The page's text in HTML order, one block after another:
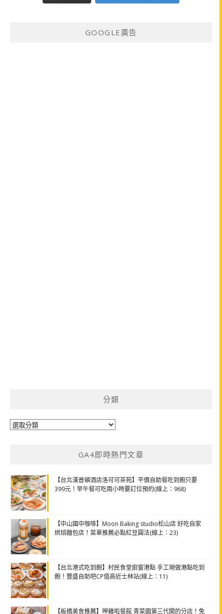
GOOGLE廣告
分類
分
GA4即時熱門文章
【台北漢普頓酒店洛可可茶苑】平價自助餐吃到飽只要
399元！早午餐可吃兩小時要訂位預約(線上：968)
【中山國中咖啡】Moon Baking studio松山店 好吃自家
烘焙麵包店！菜單推薦必點紅豆圓法(線上：23)
【台北港式吃到飽】村民食堂廚窗港點 手工現做港點吃到
飽！豐盛自助吧CP值高近士林站(線上：11)
【板橋美食推薦】呷雞啦餐館 青菜園第三代開的分店！免